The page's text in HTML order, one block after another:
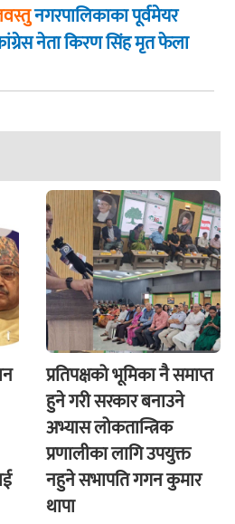
नगरपालिकाका पूर्वमेयर
नेता किरण सिंह मृत फेला
प्रतिपक्षको भूमिका नै समाप्त
हुने गरी सरकार बनाउने
अभ्यास लोकतान्त्रिक
प्रणालीका लागि उपयुक्त
नहुने सभापति गगन कुमार
थापा